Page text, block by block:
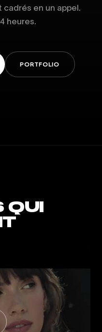
en un appel.
heures.
PORTFOLIO
QUI